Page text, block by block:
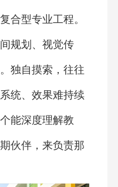
合型专业工程。
规划、视觉传
独自摸索，往往
统、效果难持续
能深度理解教
伙伴，来负责那